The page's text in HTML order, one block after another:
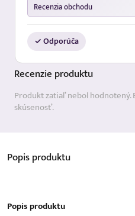
Recenzia obchodu
✓ Odporúča
Recenzie produktu
Produkt zatiaľ nebol hodnotený.
skúsenosť.
Popisproduktu
Popis produktu